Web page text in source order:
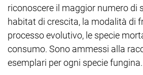
riconoscere il maggior numero di
habitat di crescita, la modalità di
processo evolutivo, le specie
consumo. Sono ammessi alla
esemplari per ogni specie fungina.